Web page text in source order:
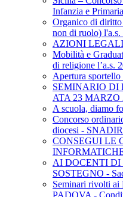
Infanzia e
Organico di
non di ruolo)
AZIONI
Mobilità e
di religione l’a.s.
Apertura
SEMINARIO DI
ATA 23 MARZO
A scuola, diamo
Concorso
diocesi - SNADIR
CONSEGUI LE
AI DOCENTI DI
SOSTEGNO -
Seminari rivolti ai